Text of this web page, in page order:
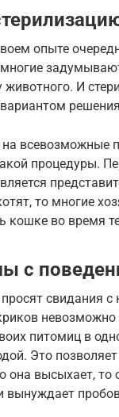
опыте
животного. И
всевозможные
процедуры.
то многие
кошке во время
с
свидания
питомиц в
Это
она высыхает, то
вынуждает